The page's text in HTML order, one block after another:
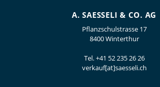
A. SAESSELI & CO. AG
Pflanzschulstrasse 17
8400 Winterthur
Tel.+41 52 235 26 26
verkauf[at]saesseli.ch